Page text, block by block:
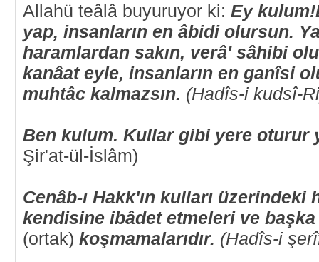
Allahü teâlâ buyuruyor ki: Ey
yap, insanların en âbidi olursun.
haramlardan sakın, verâ' sâhibi
kanâat eyle, insanların en ganîsi
muhtâc kalmazsın. (Hadîs-i kudsî-
Ben kulum. Kullar gibi yere oturur
Şir'at-ül-İslâm)
Cenâb-ı Hakk'ın kulları üzerindeki
kendisine ibâdet etmeleri ve
(ortak) koşmamalarıdır. (Hadîs-i